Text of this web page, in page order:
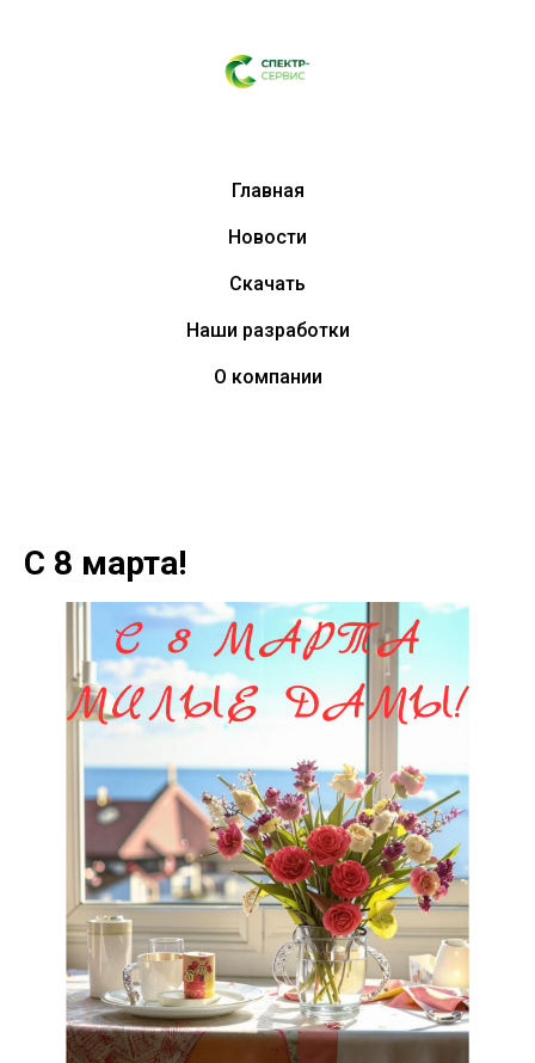
Главная
Новости
Скачать
Наши разработки
О компании
С 8 марта!